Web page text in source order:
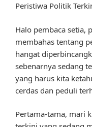
Peristiwa Politik
Halo pembaca setia,
membahas tentang
hangat
sebenarnya sedang
yang harus kita
cerdas dan peduli
Pertama-tama, mari